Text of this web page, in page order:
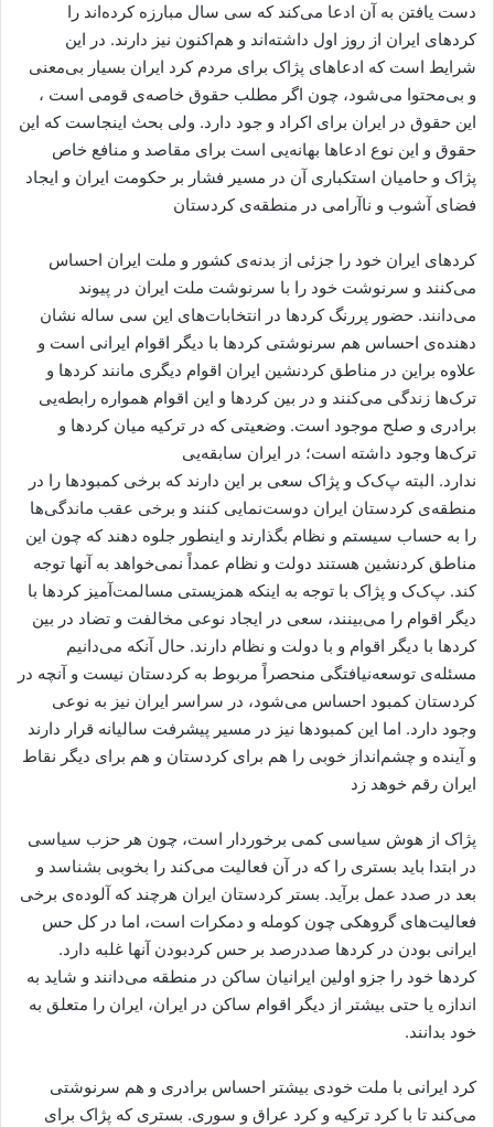
دست یافتن به آن ادعا می‌کند که سی سال مبارزه کرده‌اند را
کردهای ایران از روز اول داشته‌اند و هم‌اکنون نیز دارند. در این
شرایط است که ادعاهای پژاک برای مردم کرد ایران بسیار بی‌معنی
و بی‌محتوا می‌شود، چون اگر مطلب حقوق خاصه‌ی قومی است ،
این حقوق در ایران برای اکراد و جود دارد. ولی بحث اینجاست که این
حقوق و این نوع ادعاها بهانه‌یی است برای مقاصد و منافع خاص
پژاک و حامیان استکباری آن در مسیر فشار بر حکومت ایران و ایجاد
فضای آشوب و ناآرامی در منطقه‌ی کردستان
کردهای ایران خود را جزئی از بدنه‌ی کشور و ملت ایران احساس
می‌کنند و سرنوشت خود را با سرنوشت ملت ایران در پیوند
می‌دانند. حضور پررنگ کردها در انتخابات‌های این سی ساله نشان
دهنده‌ی احساس هم سرنوشتی کردها با دیگر اقوام ایرانی است و
علاوه براین در مناطق کردنشین ایران اقوام دیگری مانند کردها و
ترک‌ها زندگی می‌کنند و در بین کردها و این اقوام همواره رابطه‌یی
برادری و صلح موجود است. وضعیتی که در ترکیه میان کردها و
ترک‌ها وجود داشته است؛ در ایران سابقه‌یی
ندارد. البته پ‌ک‌ک و پژاک سعی بر این دارند که برخی کمبودها را در
منطقه‌ی کردستان ایران دوست‌نمایی کنند و برخی عقب ماندگی‌ها
را به حساب سیستم و نظام بگذارند و اینطور جلوه دهند که چون این
مناطق کردنشین هستند دولت و نظام عمداً نمی‌خواهد به آنها توجه
کند. پ‌ک‌ک و پژاک با توجه به اینکه همزیستی مسالمت‌آمیز کردها با
دیگر اقوام را می‌بینند، سعی در ایجاد نوعی مخالفت و تضاد در بین
کردها با دیگر اقوام و با دولت و نظام دارند. حال آنکه می‌دانیم
مسئله‌ی توسعه‌نیافتگی منحصراً مربوط به کردستان نیست و آنچه در
کردستان کمبود احساس می‌شود، در سراسر ایران نیز به نوعی
وجود دارد. اما این کمبودها نیز در مسیر پیشرفت سالیانه قرار دارند
و آینده و چشم‌انداز خوبی را هم برای کردستان و هم برای دیگر نقاط
ایران رقم خوهد زد
پژاک از هوش سیاسی کمی برخوردار است، چون هر حزب سیاسی
در ابتدا باید بستری را که در آن فعالیت می‌کند را بخوبی بشناسد و
بعد در صدد عمل برآید. بستر کردستان ایران هرچند که آلوده‌ی برخی
فعالیت‌های گروهکی چون کومله و دمکرات است، اما در کل حس
ایرانی بودن در کردها صددرصد بر حس کردبودن آنها غلبه دارد.
کردها خود را جزو اولین ایرانیان ساکن در منطقه می‌دانند و شاید به
اندازه یا حتی بیشتر از دیگر اقوام ساکن در ایران، ایران را متعلق به
خود بدانند.
کرد ایرانی با ملت خودی بیشتر احساس برادری و هم سرنوشتی
می‌کند تا با کرد ترکیه و کرد عراق و سوری. بستری که پژاک برای